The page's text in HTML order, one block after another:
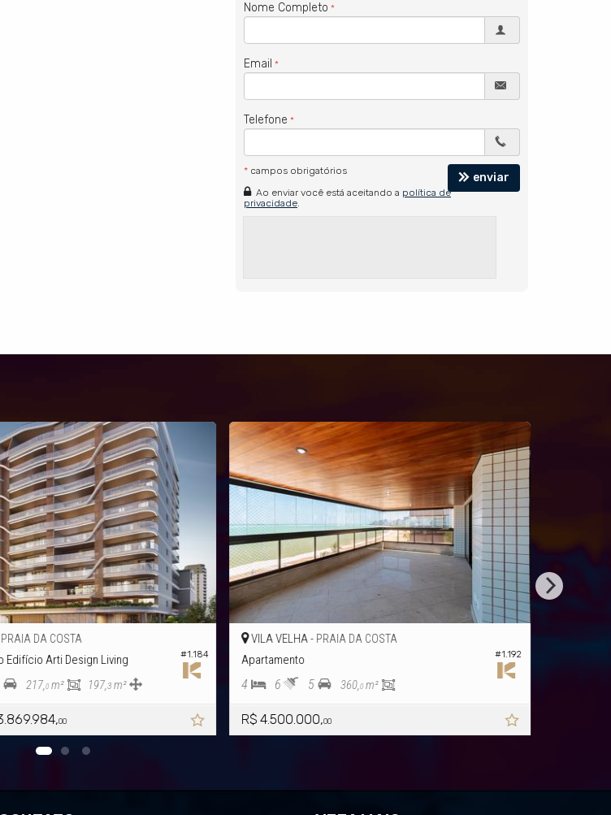
Nome Completo
Email
Telefone
* campos obrigatórios
Ao enviar você está aceitando a política de
privacidade
enviar
#1.192
ULTIMAS UNIDADES!
Apartamento no Edifício Marina Bay Residences
4 6
R$ 5.532.390,